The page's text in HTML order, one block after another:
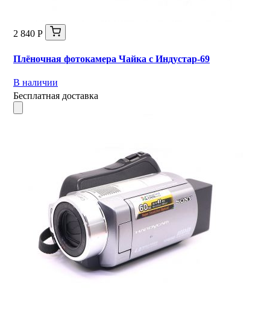
2 840 Р
Плёночная фотокамера Чайка с Индустар-69
В наличии
Бесплатная доставка